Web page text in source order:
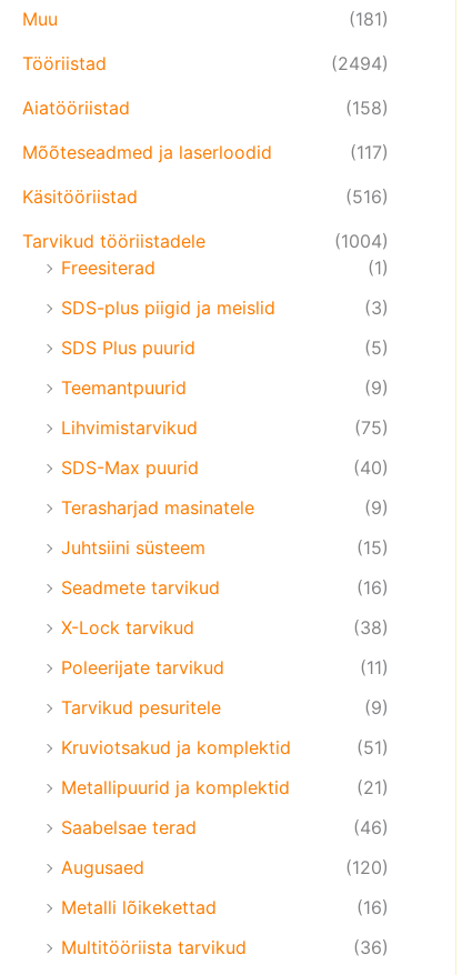
Muu
(181)
Tööriistad
(2494)
Aiatööriistad
(158)
Mõõteseadmed ja laserloodid
(117)
Käsitööriistad
(516)
Tarvikud tööriistadele
(1004)
Freesiterad
(1)
SDS-plus piigid ja meislid
(3)
SDS Plus puurid
(5)
Teemantpuurid
(9)
Lihvimistarvikud
(75)
SDS-Max puurid
(40)
Terasharjad masinatele
(9)
Juhtsiini süsteem
(15)
Seadmete tarvikud
(16)
X-Lock tarvikud
(38)
Poleerijate tarvikud
(11)
Tarvikud pesuritele
(9)
Kruviotsakud ja komplektid
(51)
Metallipuurid ja komplektid
(21)
Saabelsae terad
(46)
Augusaed
(120)
Metalli lõikekettad
(16)
Multitööriista tarvikud
(36)